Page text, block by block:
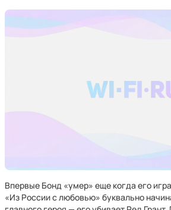
Впервые Бонд «умер» еще когда его
«Из России с любовью» буквально